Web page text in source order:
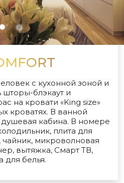
с кухонной зоной и
шторы-блэкаут и
на кровати «King size»
кроватях. В ванной
душевая кабина. В номере
плита для
микроволновая
вытяжка, Смарт ТВ,
для белья.